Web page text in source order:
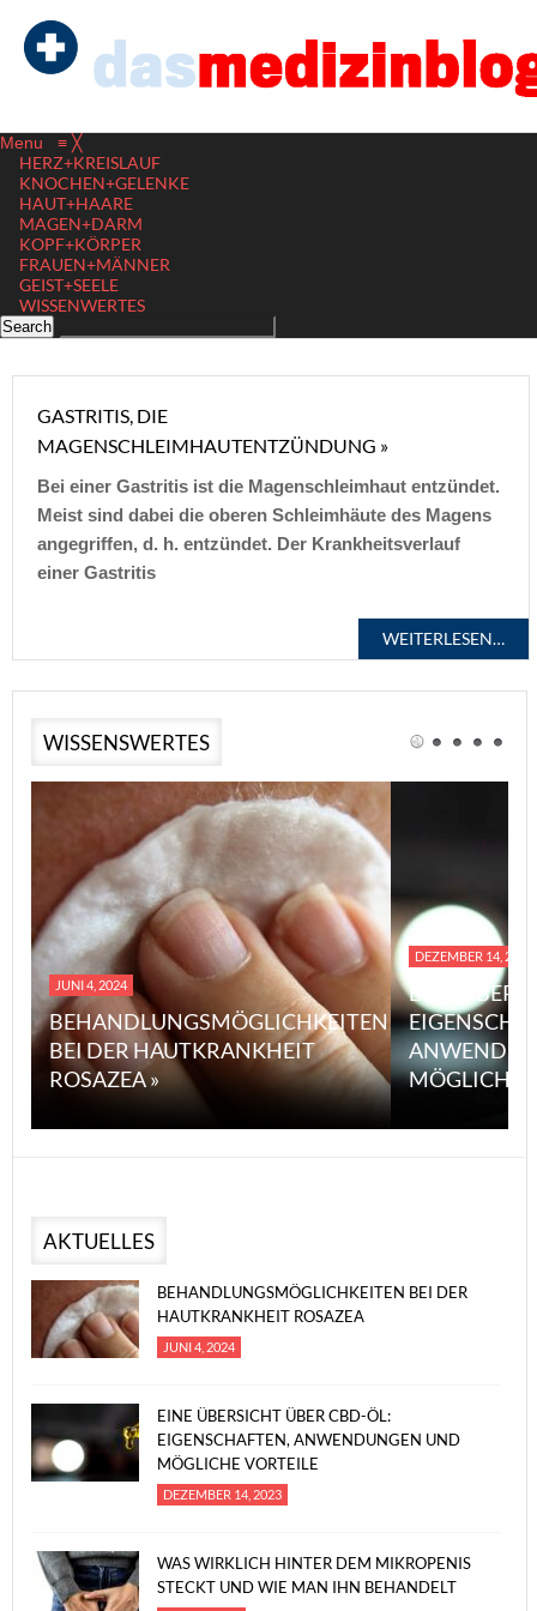
Menu ≡ ╳
HERZ+KREISLAUF
KNOCHEN+GELENKE
HAUT+HAARE
MAGEN+DARM
KOPF+KÖRPER
FRAUEN+MÄNNER
GEIST+SEELE
WISSENWERTES
GASTRITIS, DIE
MAGENSCHLEIMHAUTENTZÜNDUNG »
Bei einer Gastritis ist die Magenschleimhaut entzündet.
Meist sind dabei die oberen Schleimhäute des Magens
angegriffen, d. h. entzündet. Der Krankheitsverlauf
einer Gastritis
WEITERLESEN…
WISSENSWERTES
JUNI 4, 2024
BEHANDLUNGSMÖGLICHKEITEN
BEI DER HAUTKRANKHEIT
ROSAZEA »
DEZEMBER 14, 2023
EINE
MÖGLICHE
AKTUELLES
BEHANDLUNGSMÖGLICHKEITEN BEI DER
HAUTKRANKHEIT ROSAZEA
JUNI 4, 2024
EINE ÜBERSICHT ÜBER CBD-ÖL:
EIGENSCHAFTEN, ANWENDUNGEN UND
MÖGLICHE VORTEILE
DEZEMBER 14, 2023
WAS WIRKLICH HINTER DEM MIKROPENIS
STECKT UND WIE MAN IHN BEHANDELT